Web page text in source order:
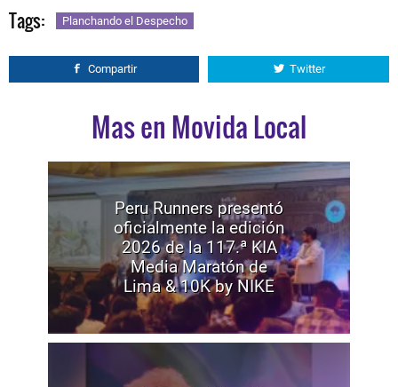
Tags: Planchando el Despecho
Compartir Twitter
Mas en Movida Local
Peru Runners presentó
oficialmente la edición
2026 de la 117.ª KIA
Media Maratón de
Lima & 10K by NIKE